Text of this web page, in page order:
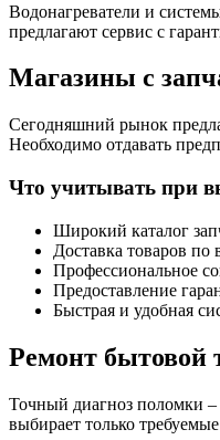
Водонагреватели и
предлагают сервис с
Магазины с
Сегодняшний рынок
Необходимо отдавать
Что учитывать при
Широкий каталог
Доставка товаров по
Профессиональное
Предоставление
Быстрая и удобная
Ремонт бытовой
Точный диагноз поломки –
выбирает только